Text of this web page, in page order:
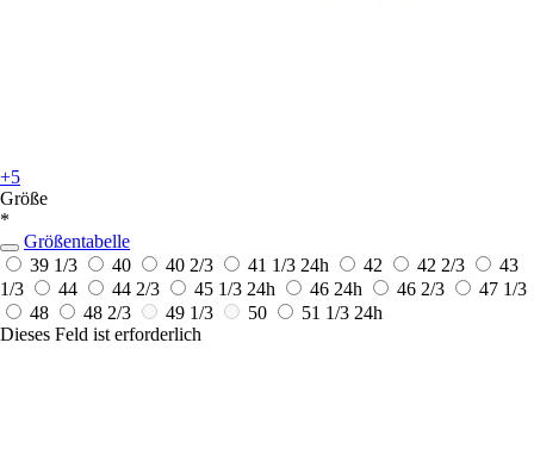
+5
Größe
*
Größentabelle
39 1/3
40 40 2/3 41 1/3 24h 42 42 2/3
43
1/3
44 44 2/3 45 1/3 24h 46 24h 46 2/3
47 1/3
48
48 2/3 49 1/3 50 51 1/3 24h
Dieses Feld ist erforderlich